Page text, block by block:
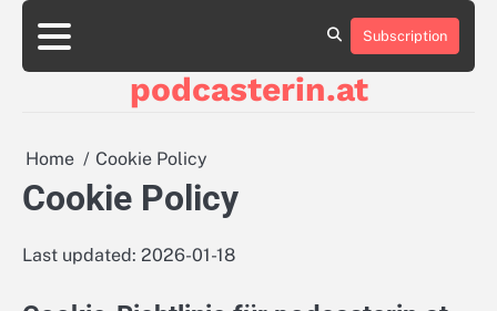
Skip
content
About
Contact
Cookie
Privacy
Sitemap
Terms
Conditions
Subscription
podcasterin.at
Home Cookie Policy
Cookie Policy
Last updated: 2026-01-18